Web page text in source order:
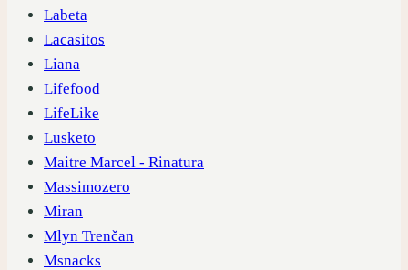
Labeta
Lacasitos
Liana
Lifefood
LifeLike
Lusketo
Maitre Marcel - Rinatura
Massimozero
Miran
Mlyn Trenčan
Msnacks